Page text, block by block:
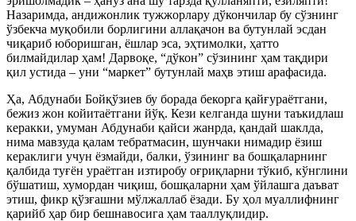
Назаримда, андижонлик тужжорлару дўкончилар бу сўзнинг
ўзбекча муқобили борлигини аллақачон ва бутунлай эсдан
чиқариб юборишган, ёшлар эса, эҳтимолки, ҳатто
билмайдилар ҳам! Дарвоқе, “дўкон” сўзининг ҳам тақдири
қил устида – уни “маркет” бутунлай маҳв этиш арафасида.
Ҳа, Абдунаби Бойқўзиев бу борада бекорга қайғураётгани,
бежиз жон койитаётгани йўқ. Кези келганда шуни таъкидлаш
керакки, умуман Абдунаби қайси жанрда, қандай шаклда,
нима мавзуда қалам тебратмасин, шунчаки нимадир ёзиш
кераклиги учун ёзмайди, балки, ўзининг ва бошқаларнинг
қалбида туғён ураётган изтиробу оғриқларни тўкиб, кўнглини
бўшатиш, хумордан чиқиш, бошқаларни ҳам ўйлашга даъват
этиш, фикр қўзғашни мўлжаллаб ёзади. Бу ҳол муаллифнинг
қарийб ҳар бир бешнавосига ҳам тааллуқлидир.